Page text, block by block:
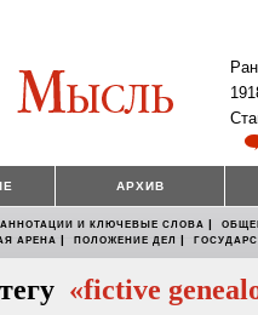
АРХИВ
АННОТАЦИИ И КЛЮЧЕВЫЕ СЛОВА |
АРЕНА | ПОЛОЖЕНИЕ ДЕЛ |
«fictive